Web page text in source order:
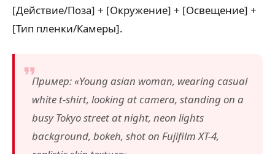
[Действие/Поза] + [Окружение] + [Освещение] +
[Тип пленки/Камеры].
Пример: «Young asian woman, wearing casual
white t-shirt, looking at camera, standing on a
busy Tokyo street at night, neon lights
background, bokeh, shot on Fujifilm XT-4,